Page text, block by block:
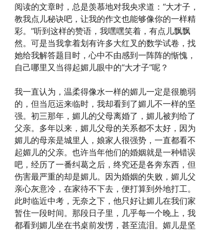
阅读的文章时，总是羡慕地对我央求道：“大才子，
教我点儿秘诀吧，让我的作文也能够像你的一样精
彩。”听到这样的赞语，我嘿嘿笑着，有点儿飘飘
然。可是当我拿着划有许多大红叉的数学试卷，找
她给我解答题目时，心中不由感到一阵阵的惭愧，
自己哪里又当得起媚儿眼中的“大才子”呢？
我一直认为，温柔得像水一样的媚儿一定是很脆弱
的，但当厄运来临时，我却看到了媚儿不一样的坚
强。初三那年，媚儿的父母离婚了，媚儿被判给了
父亲。多年以来，媚儿父母的关系都不太好，因为
媚儿的母亲是城里人，娘家人很强势，一直都看不
起媚儿的父亲。也许当年他们的婚姻就是一种错误
吧，经历了一番纠葛之后，终究还是各奔东西，但
伤害最严重的却是媚儿。因为婚姻的失败，媚儿父
亲心灰意冷，在家待不下去，便打算到外地打工。
此时临近中考，无奈之下，他只好让媚儿在我们家
暂住一段时间。那段日子里，几乎每一个晚上，我
都看到媚儿坐在书桌前发愣，甚至流泪。媚儿是坚